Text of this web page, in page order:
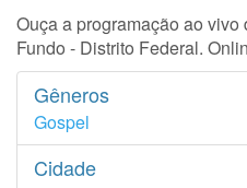
Ouça a programação ao
Fundo - Distrito Federal.
Gêneros
Gospel
Cidade